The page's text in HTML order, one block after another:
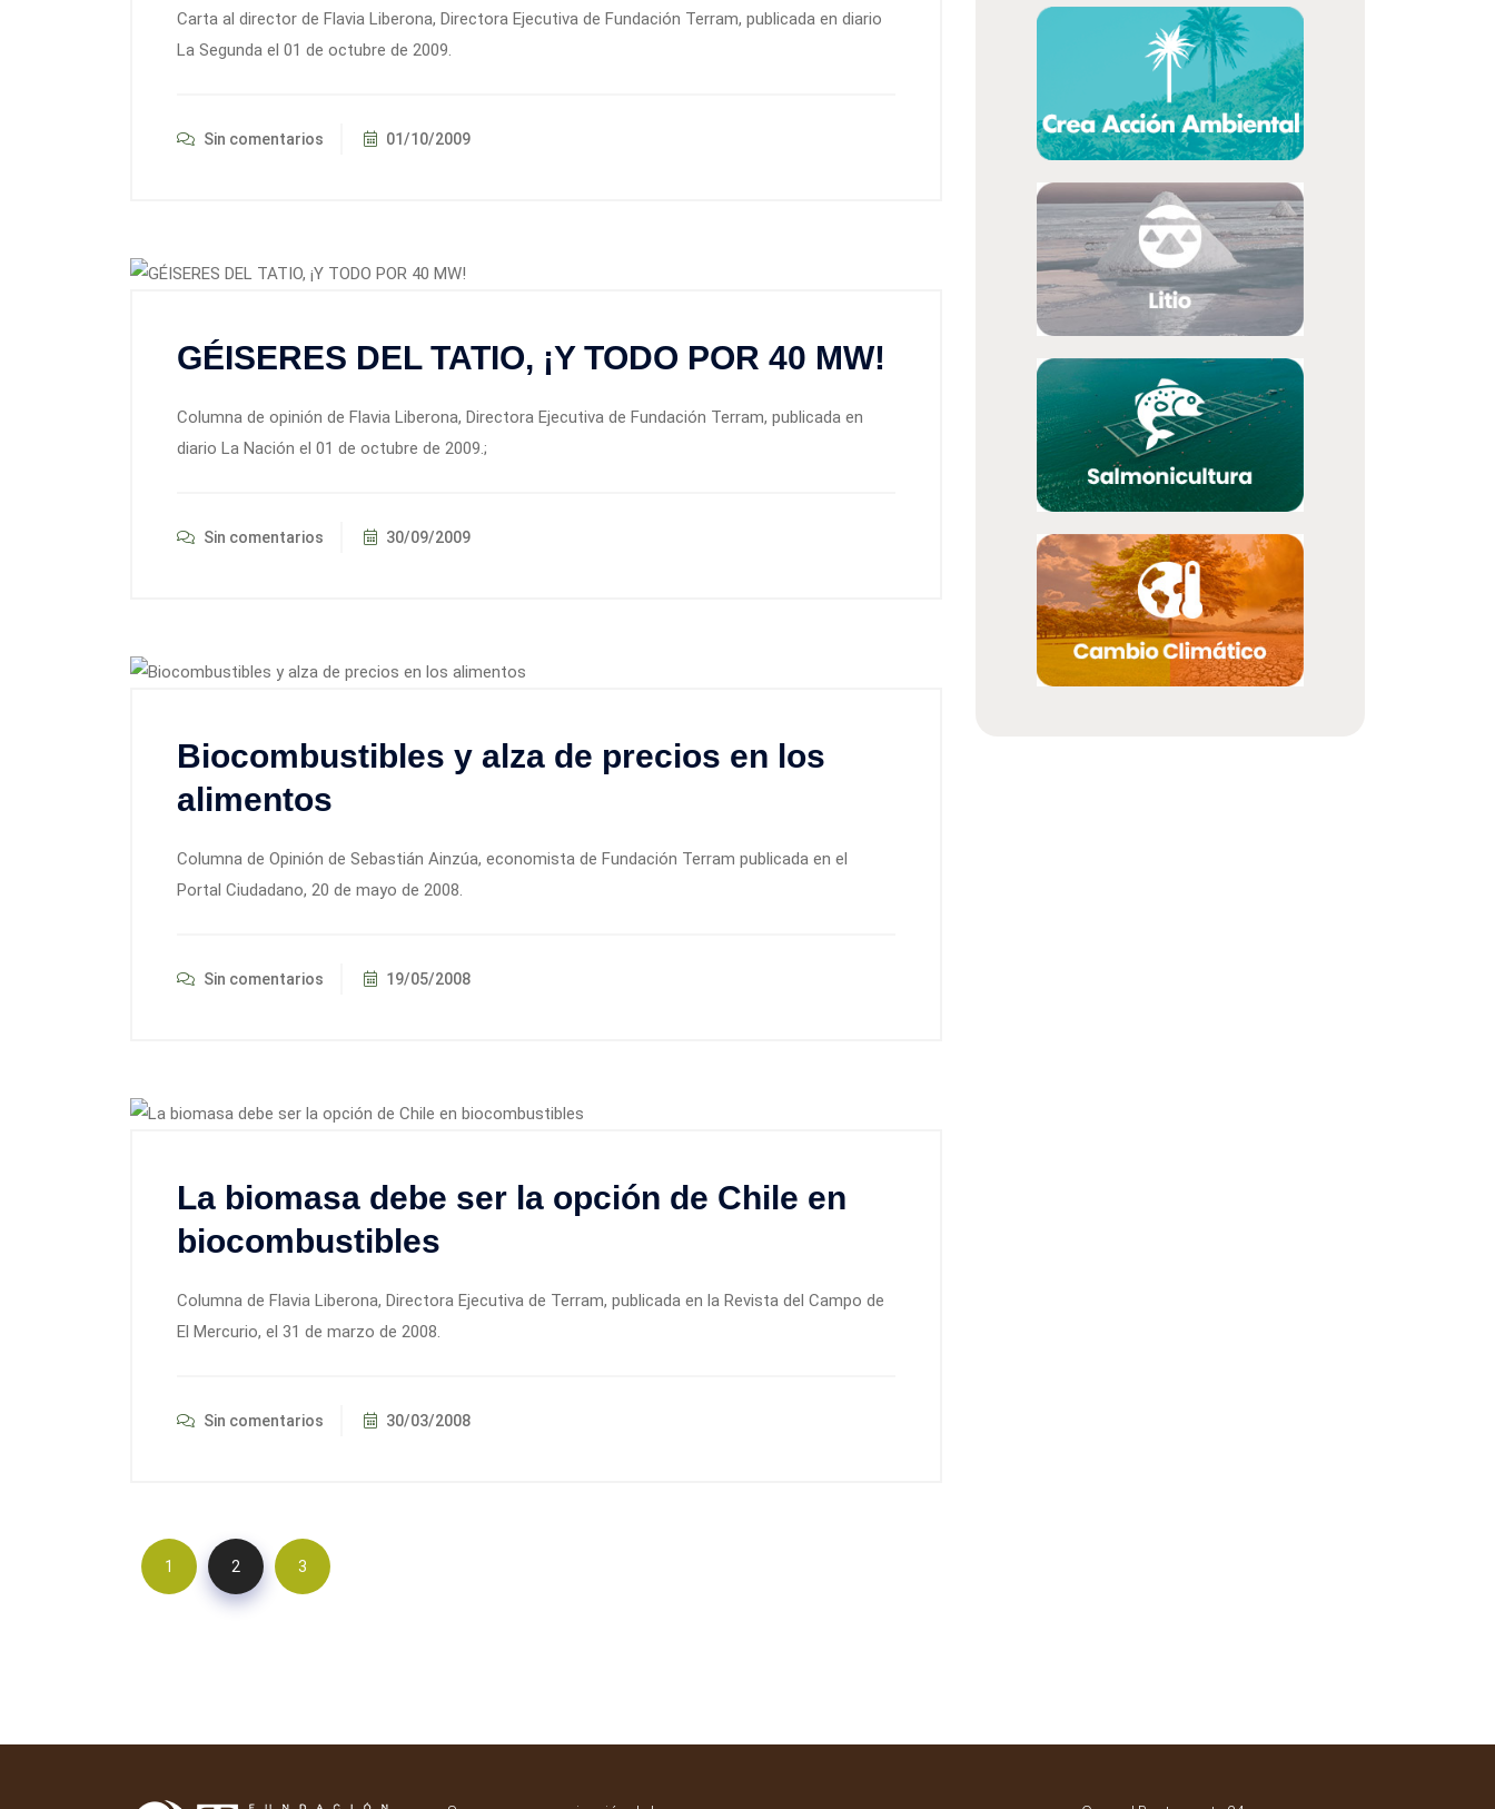
Carta al director de Flavia Liberona, Directora Ejecutiva de Fundación Terram, publicada en diario
La Segunda el 01 de octubre de 2009.
Sin comentarios 01/10/2009
GÉISERES DEL TATIO, ¡Y TODO POR 40 MW!
Columna de opinión de Flavia Liberona, Directora Ejecutiva de Fundación Terram, publicada en
diario La Nación el 01 de octubre de 2009.;
Sin comentarios 30/09/2009
Biocombustibles y alza de precios en los
alimentos
Columna de Opinión de Sebastián Ainzúa, economista de Fundación Terram publicada en el
Portal Ciudadano, 20 de mayo de 2008.
Sin comentarios 19/05/2008
La biomasa debe ser la opción de Chile en
biocombustibles
Columna de Flavia Liberona, Directora Ejecutiva de Terram, publicada en la Revista del Campo de
El Mercurio, el 31 de marzo de 2008.
Sin comentarios 30/03/2008
1 2 3